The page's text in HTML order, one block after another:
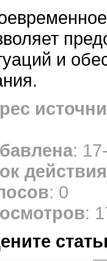
и
:
действия
: 0
: